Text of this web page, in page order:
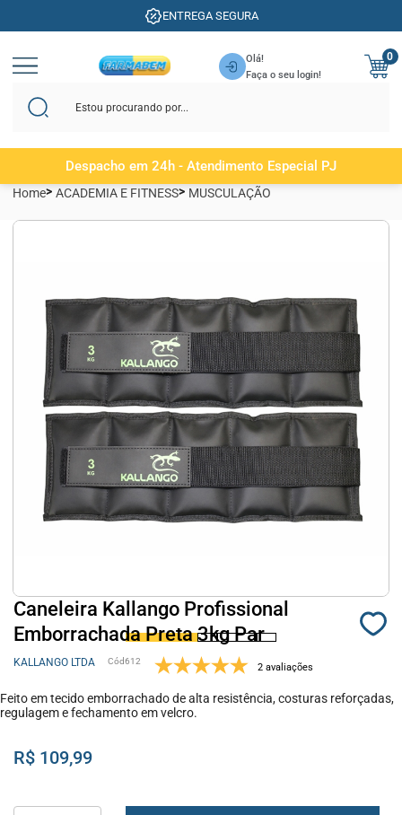
ENTREGA SEGURA
Olá!
Faça o seu login!
0
Despacho em 24h - Atendimento Especial PJ
Home ACADEMIA E FITNESS MUSCULAÇÃO
Caneleira Kallango Profissional
Emborrachada Preta 3kg Par
KALLANGO LTDA 612 2 avaliações
Feito em tecido emborrachado de alta resistência, costuras reforçadas,
regulagem e fechamento em velcro.
R$ 109,99